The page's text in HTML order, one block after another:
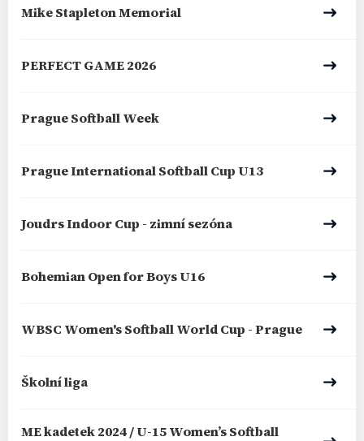
Mike Stapleton Memorial
PERFECT GAME 2026
Prague Softball Week
Prague International Softball Cup U13
Joudrs Indoor Cup - zimní sezóna
Bohemian Open for Boys U16
WBSC Women's Softball World Cup - Prague
Školní liga
ME kadetek 2024 / U-15 Women’s Softball